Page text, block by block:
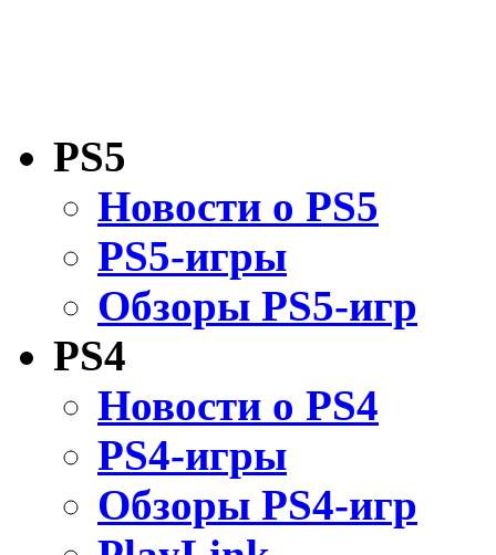
PS5
Новости о PS5
PS5-игры
Обзоры PS5-игр
PS4
Новости о PS4
PS4-игры
Обзоры PS4-игр